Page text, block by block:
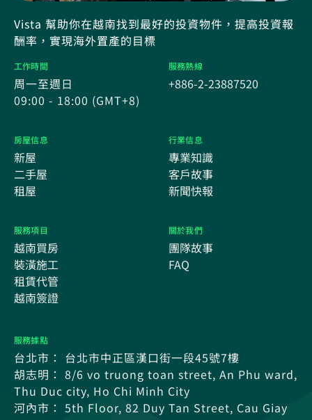
Vista 幫助你在越南找到最好的投資物件，提高投資報
酬率，實現海外置產的目標
工作時間
周一至週日
09:00 - 18:00 (GMT+8)
服務熱線
+886-2-23887520
房屋信息
新屋
二手屋
租屋
行業信息
專業知識
客戶故事
新聞快報
服務項目
越南買房
裝潢施工
租賃代管
越南簽證
關於我們
團隊故事
FAQ
服務據點
台北市： 台北市中正區漢口街一段45號7樓
胡志明： 8/6 vo truong toan street, An Phu ward,
Thu Duc city, Ho Chi Minh City
河內市： 5th Floor, 82 Duy Tan Street, Cau Giay